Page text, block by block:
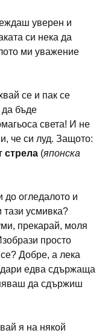
уверен и
си нека да
ми уважение
се и пак се
да бъде
света! И не
че си луд. Защото:
стрела (японска
огледалото и
тази усмивка?
прекарай, моля
просто
Добре, а лека
едва сдържаща
да сдържиш
я на някой